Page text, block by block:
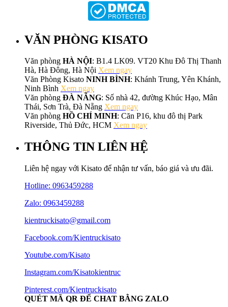
VĂN PHÒNG KISATO
Văn phòng HÀ NỘI: B1.4 LK09. VT20 Khu Đô Thị Thanh
Hà, Hà Đông, Hà Nội Xem ngay
Văn Phòng Kisato NINH BÌNH: Khánh Trung, Yên Khánh,
Ninh Bình Xem ngay
Văn phòng ĐÀ NẴNG: Số nhà 42, đường Khúc Hạo, Mân
Thái, Sơn Trà, Đà Nẵng Xem ngay
Văn phòng HỒ CHÍ MINH: Căn P16, khu đô thị Park
Riverside, Thủ Đức, HCM Xem ngay
THÔNG TIN LIÊN HỆ
Liên hệ ngay với Kisato để nhận tư vấn, báo giá và ưu đãi.
Hotline: 0963459288
Zalo: 0963459288
kientruckisato@gmail.com
Facebook.com/Kientruckisato
Youtube.com/Kisato
Instagram.com/Kisatokientruc
Pinterest.com/Kientruckisato
QUÉT MÃ QR ĐỂ CHAT BẰNG ZALO